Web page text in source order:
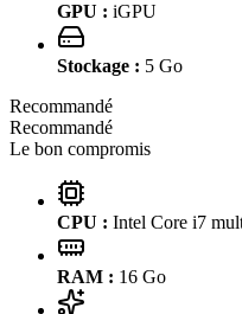
GPU : iGPU
Stockage : 5 Go
Recommandé
Recommandé
Le bon compromis
CPU : Intel Core i7
RAM : 16 Go